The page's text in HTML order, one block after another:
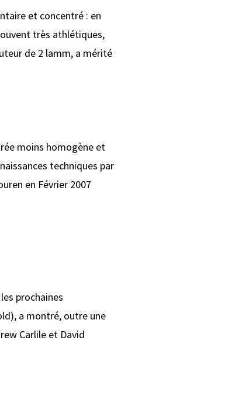
et concentré : en
très athlétiques,
de 2 lamm, a mérité
moins homogène et
techniques par
en Février 2007
prochaines
a montré, outre une
Carlile et David